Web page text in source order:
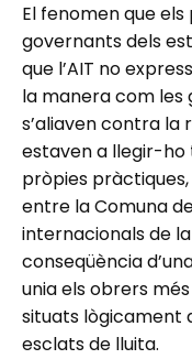
El fenomen que
governants dels
que l’AIT no
la manera com les
s’aliaven contra la
estaven a llegir-ho
pròpies
entre la Comuna
internacionals de
conseqüència
unia els obrers
situats lògicament
esclats de lluita.